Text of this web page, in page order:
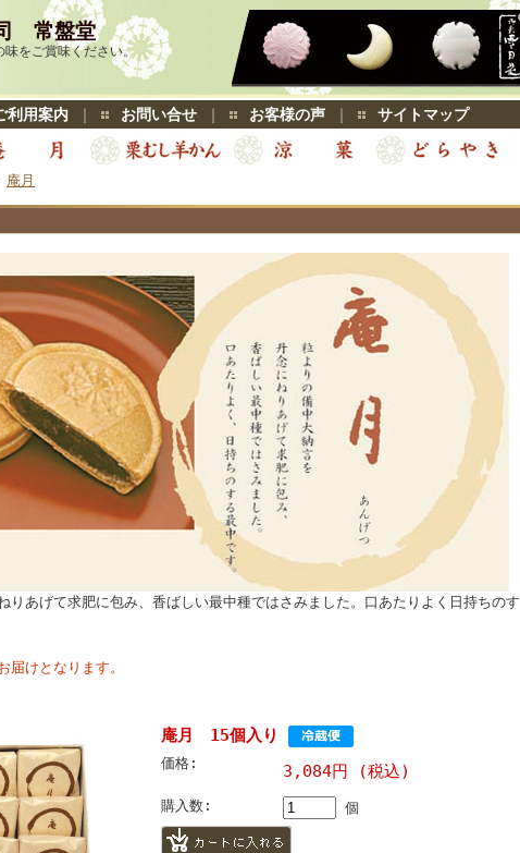
常盤堂
味をご賞味ください。
利用案内 ｜ お問い合せ ｜ お客様の声 ｜
サイトマップ
庵月
りあげて求肥に包み、香ばしい最中種ではさみました。口あたりよく日持ちのす
届けとなります。
庵月 15個入り
価格: 3,084円 (税込)
購入数: 個